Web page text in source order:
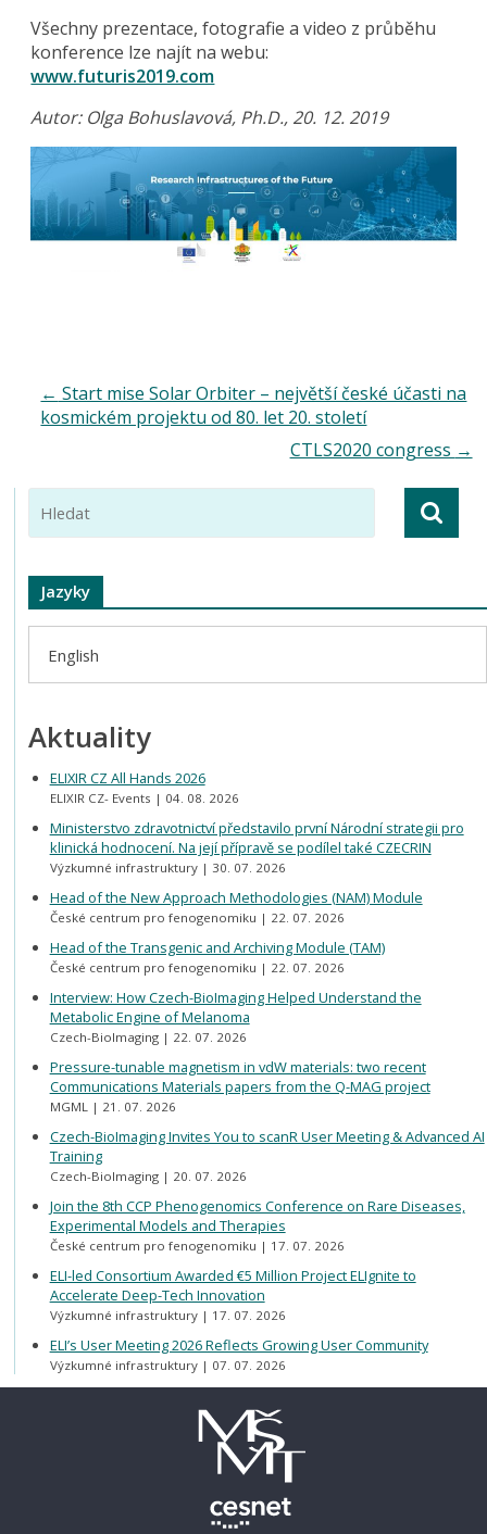
Všechny prezentace, fotografie a video z průběhu
konference lze najít na webu:
www.futuris2019.com
Autor: Olga Bohuslavová, Ph.D., 20. 12. 2019
← Start mise Solar Orbiter – největší české účasti na
kosmickém projektu od 80. let 20. století
CTLS2020 congress →
Jazyky
English
Aktuality
ELIXIR CZ All Hands 2026
ELIXIR CZ- Events 04. 08. 2026
Ministerstvo zdravotnictví představilo první Národní strategii pro
klinická hodnocení. Na její přípravě se podílel také CZECRIN
Výzkumné infrastruktury 30. 07. 2026
Head of the New Approach Methodologies (NAM) Module
České centrum pro fenogenomiku 22. 07. 2026
Head of the Transgenic and Archiving Module (TAM)
České centrum pro fenogenomiku 22. 07. 2026
Interview: How Czech-BioImaging Helped Understand the
Metabolic Engine of Melanoma
Czech-BioImaging 22. 07. 2026
Pressure-tunable magnetism in vdW materials: two recent
Communications Materials papers from the Q-MAG project
MGML 21. 07. 2026
Czech-BioImaging Invites You to scanR User Meeting & Advanced AI
Training
Czech-BioImaging 20. 07. 2026
Join the 8th CCP Phenogenomics Conference on Rare Diseases,
Experimental Models and Therapies
České centrum pro fenogenomiku 17. 07. 2026
ELI-led Consortium Awarded €5 Million Project ELIgnite to
Accelerate Deep-Tech Innovation
Výzkumné infrastruktury 17. 07. 2026
ELI’s User Meeting 2026 Reflects Growing User Community
Výzkumné infrastruktury 07. 07. 2026